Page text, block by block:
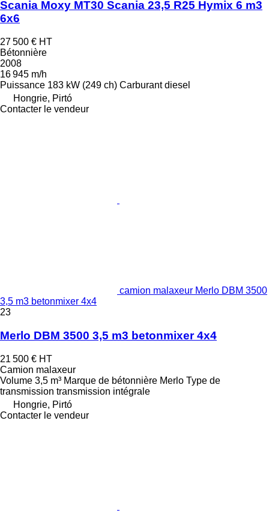
Scania Moxy MT30 Scania 23,5 R25 Hymix 6 m3
6x6
27 500 € HT
Bétonnière
2008
16 945 m/h
Puissance 183 kW (249 ch) Carburant diesel
Hongrie, Pirtó
Contacter le vendeur
camion malaxeur Merlo DBM 3500
3,5 m3 betonmixer 4x4
23
Merlo DBM 3500 3,5 m3 betonmixer 4x4
21 500 € HT
Camion malaxeur
Volume 3,5 m³ Marque de bétonnière Merlo Type de
transmission transmission intégrale
Hongrie, Pirtó
Contacter le vendeur